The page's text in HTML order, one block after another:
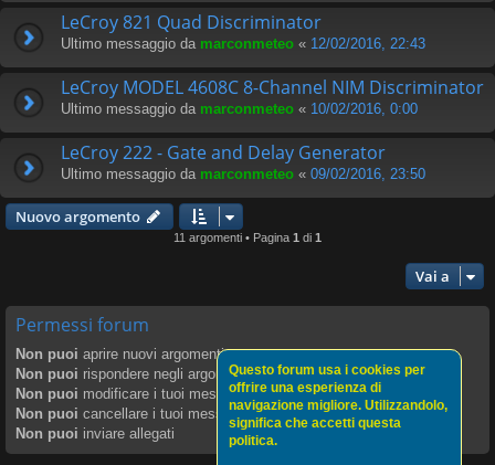
LeCroy 821 Quad Discriminator
Ultimo messaggio da marconmeteo « 12/02/2016, 22:43
LeCroy MODEL 4608C 8-Channel NIM Discriminator
Ultimo messaggio da marconmeteo « 10/02/2016, 0:00
LeCroy 222 - Gate and Delay Generator
Ultimo messaggio da marconmeteo « 09/02/2016, 23:50
Nuovo argomento
11 argomenti • Pagina 1 di 1
Vai a
Permessi forum
Non puoi aprire nuovi argomenti
Non puoi rispondere negli argomenti
Non puoi modificare i tuoi messaggi
Non puoi cancellare i tuoi messaggi
Non puoi inviare allegati
Questo forum usa i cookies per
offrire una esperienza di
navigazione migliore. Utilizzandolo,
significa che accetti questa
politica.